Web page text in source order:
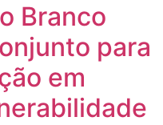
Branco
para
em